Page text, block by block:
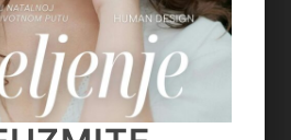
POTREBU ZA KONTROLOM I
SVOM UNUTARNJEM